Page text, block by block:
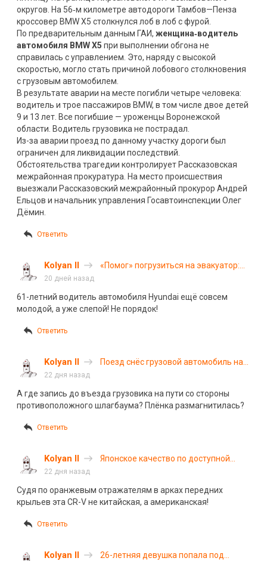
округов. На 56‑м километре автодороги Тамбов—Пенза
кроссовер BMW X5 столкнулся лоб в лоб с фурой.
По предварительным данным ГАИ, женщина‑водитель
автомобиля BMW X5 при выполнении обгона не
справилась с управлением. Это, наряду с высокой
скоростью, могло стать причиной лобового столкновения
с грузовым автомобилем.
В результате аварии на месте погибли четыре человека:
водитель и трое пассажиров BMW, в том числе двое детей
9 и 13 лет. Все погибшие — уроженцы Воронежской
области. Водитель грузовика не пострадал.
Из-за аварии проезд по данному участку дороги был
ограничен для ликвидации последствий.
Обстоятельства трагедии контролирует Рассказовская
межрайонная прокуратура. На место происшествия
выезжали Рассказовский межрайонный прокурор Андрей
Ельцов и начальник управления Госавтоинспекции Олег
Дёмин.
Ответить
Kolyan II
«Помог» погрузиться на эвакуатор:
20 дней назад
61-летний водитель автомобиля Hyundai ещё совсем
молодой, а уже слепой! Не порядок!
Ответить
Kolyan II
Поезд снёс грузовой автомобиль на
22 дня назад
А где запись до въезда грузовика на пути со стороны
противоположного шлагбаума? Плёнка размагнитилась?
Ответить
Kolyan II
Японское качество по доступной
22 дня назад
Судя по оранжевым отражателям в арках передних
крыльев эта CR-V не китайская, а американская!
Ответить
Kolyan II
26-летняя девушка попала под